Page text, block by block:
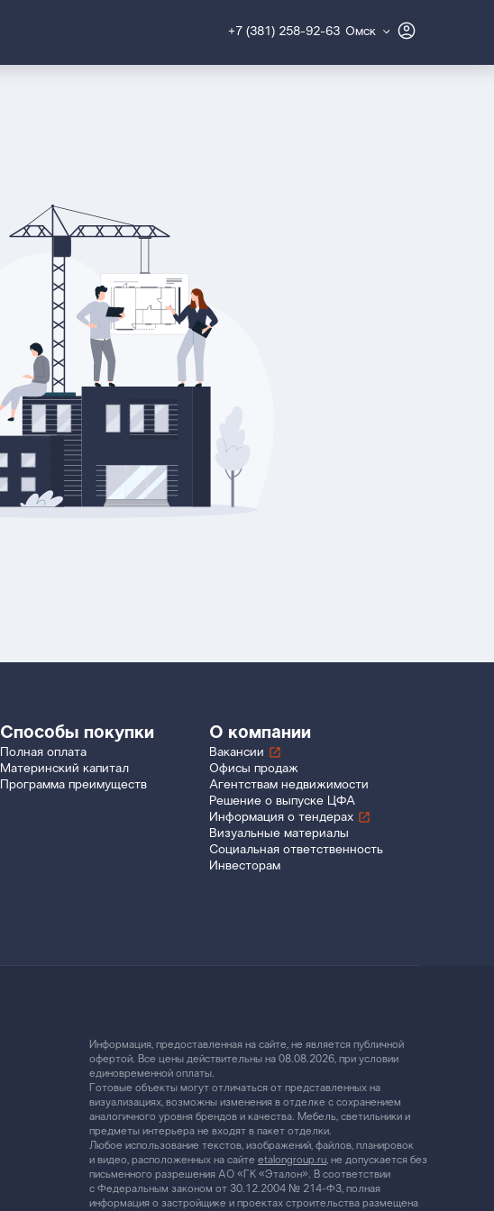
+7 (381) 258-92-63 Омск
Способы покупки
Полная оплата
Материнский капитал
Программа преимуществ
О компании
Вакансии
Офисы продаж
Агентствам недвижимости
Решение о выпуске ЦФА
Информация о тендерах
Визуальные материалы
Социальная ответственность
Инвесторам
Информация, предоставленная на сайте, не является публичной
офертой. Все цены действительны на 08.08.2026, при условии
единовременной оплаты.
Готовые объекты могут отличаться от представленных на
визуализациях, возможны изменения в отделке с сохранением
аналогичного уровня брендов и качества. Мебель, светильники и
предметы интерьера не входят в пакет отделки.
Любое использование текстов, изображений, файлов, планировок
и видео, расположенных на сайте etalongroup.ru, не допускается без
письменного разрешения АО «ГК «Эталон». В соответствии
с Федеральным законом от 30.12.2004 № 214-ФЗ, полная
информация о застройщике и проектах строительства размещена